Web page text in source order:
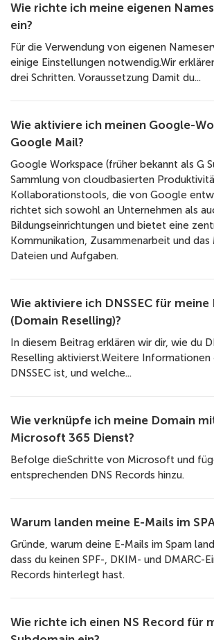
Wie richte ich meine eigenen
ein?
Für die Verwendung von eigenen
einige Einstellungen notwendig.Wir
drei Schritten. Voraussetzung Damit du...
Wie aktiviere ich meinen Google-
Google Mail?
Google Workspace (früher bekannt als G
Sammlung von cloudbasierten
Kollaborationstools, die von Google
richtet sich sowohl an Unternehmen als
Bildungseinrichtungen und bietet eine
Kommunikation, Zusammenarbeit und
Dateien und Aufgaben.
Wie aktiviere ich DNSSEC für meine
(Domain Reselling)?
In diesem Beitrag erklären wir dir, wie du
Reselling aktivierst.Weitere Informationen
DNSSEC ist, und welche...
Wie verknüpfe ich meine Domain
Microsoft 365 Dienst?
Befolge dieSchritte von Microsoft und
entsprechenden DNS Records hinzu.
Warum landen meine E-Mails im
Gründe, warum deine E-Mails im Spam
dass du keinen SPF-, DKIM- und DMARC-
Records hinterlegt hast.
Wie richte ich einen NS Record für